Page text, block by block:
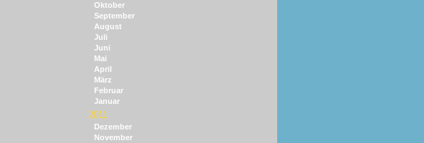
Oktober
September
August
Juli
Juni
Mai
April
März
Februar
Januar
2011
Dezember
November